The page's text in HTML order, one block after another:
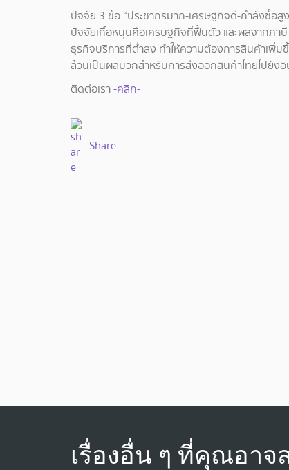
ปัจจัย 3 ข้อ “ประชากรมาก-เศรษฐกิจดี-กำลังซื้อ
ปัจจัยเกื้อหนุนคือเศรษฐกิจที่ฟื้นตัว และผลจากภาษี
ธุรกิจบริการที่ต่ำลง ทำให้ความต้องการสินค้าเพิ่ม
ล้วนเป็นผลบวกสำหรับการส่งออกสินค้าไทยไปยังอิ
ติดต่อเรา-คลิก-
Share
เรื่องอื่น ๆ ที่คุณอาจ